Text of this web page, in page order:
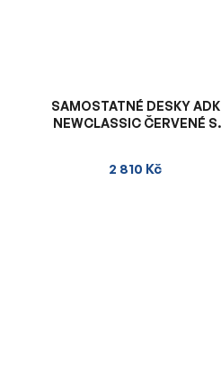
SAMOSTATNÉ DESKY ADK
NEWCLASSIC ČERVENÉ S
2 810 Kč